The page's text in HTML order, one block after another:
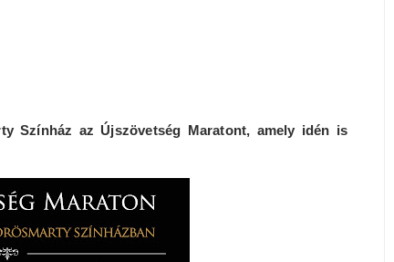
Színház az Újszövetség Maratont, amely idén is